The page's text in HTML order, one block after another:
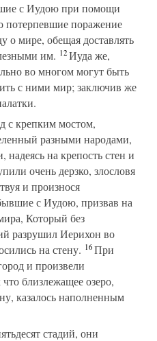
с Иудою при помощи
потерпевшие поражение
мире, обещая доставлять
им. 12Иуда же,
во многом могут быть
с ними мир; заключив же
с крепким мостом,
разными народами,
на крепость стен и
очень дерзко, злословя
и произнося
с Иудою, призвав на
Который без
разрушил Иерихон во
на стену. 16При
и произвели
близлежащее озеро,
казалось наполненным
стадий, они